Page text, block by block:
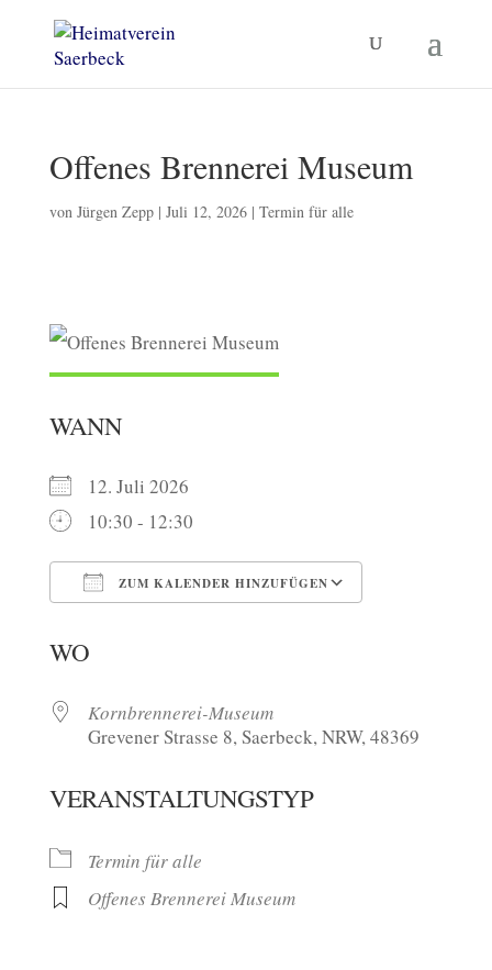
Offenes Brennerei Museum
von Jürgen Zepp| Juli 12, 2026| Termin für alle
WANN
12. Juli 2026
10:30 - 12:30
ZUM KALENDER HINZUFÜGEN
WO
Kornbrennerei-Museum
Grevener Strasse 8, Saerbeck, NRW, 48369
VERANSTALTUNGSTYP
Termin für alle
Offenes Brennerei Museum